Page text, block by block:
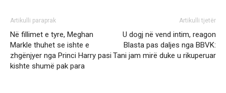
Artikulli paraprak
Në fillimet e tyre, Meghan
Markle thuhet se ishte e
zhgënjyer nga Princi Harry pasi
kishte shumë pak para
Artikulli tjetër
U dogj në vend intim, reagon
Blasta pas daljes nga BBVK:
Tani jam mirë duke u rikuperuar